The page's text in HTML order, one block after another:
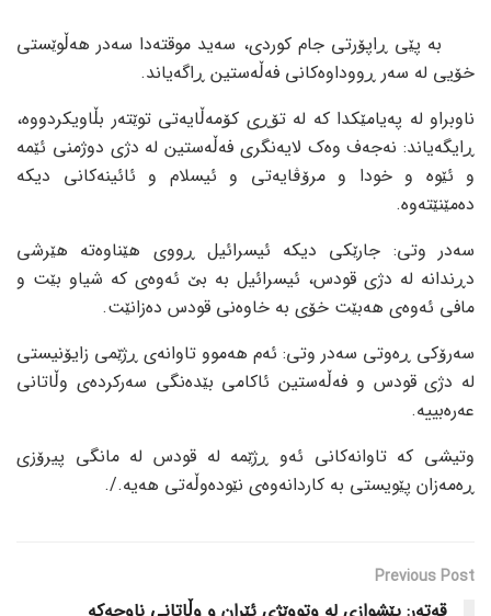
بە پێی ڕاپۆرتی جام کوردی، سەید موقتەدا سەدر هەڵوێستی
خۆیی لە سەر ڕووداوەکانی فەڵەستین ڕاگەیاند.
ناوبراو لە پەیامێکدا کە لە تۆڕی کۆمەڵایەتی توێتەر بڵاویکردووە،
ڕایگەیاند: نەجەف وەک لایەنگری فەڵەستین لە دژی دوژمنی ئێمە
و ئێوە و خودا و مرۆڤایەتی و ئیسلام و ئائینەکانی دیکە
دەمێنێتەوە.
سەدر وتی: جارێکی دیکە ئیسرائیل ڕووی هێناوەتە هێرشی
دڕندانە لە دژی قودس، ئیسرائیل بە بێ ئەوەی کە شیاو بێت و
مافی ئەوەی هەبێت خۆی بە خاوەنی قودس دەزانێت.
سەرۆکی ڕەوتی سەدر وتی: ئەم هەموو تاوانەی ڕژێمی زایۆنیستی
لە دژی قودس و فەڵەستین ئاکامی بێدەنگی سەرکردەی وڵاتانی
عەرەبییە.
وتیشی کە تاوانەکانی ئەو ڕژێمە لە قودس لە مانگی پیرۆزی
ڕەمەزان پێویستی بە کاردانەوەی نێودەوڵەتی هەیە./.
Previous Post